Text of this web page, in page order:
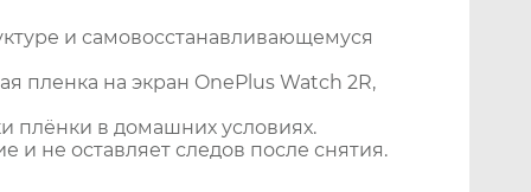
и самовосстанавливающемуся
пленка на экран OnePlus Watch 2R,
плёнки в домашних условиях.
и не оставляет следов после снятия.